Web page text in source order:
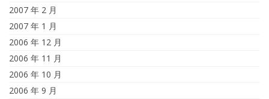
2007 年 2 月
2007 年 1 月
2006 年 12 月
2006 年 11 月
2006 年 10 月
2006 年 9 月